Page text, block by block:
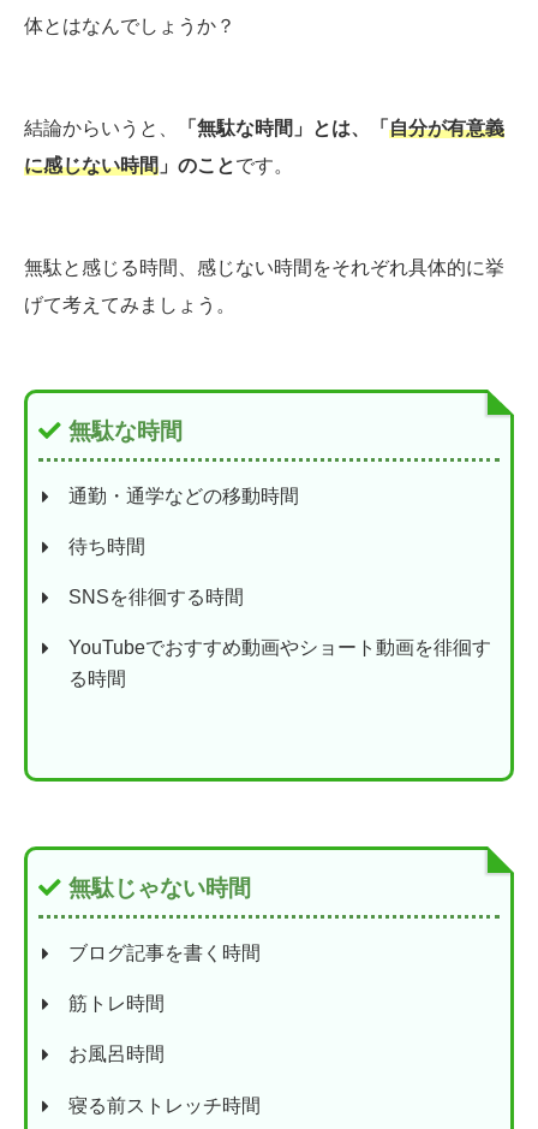
体とはなんでしょうか？
結論からいうと、 「無駄な時間」とは、「 自分が有意義
に感じない時間 」のことです。
無駄と感じる時間、感じない時間をそれぞれ具体的に挙
げて考えてみましょう。
無駄な時間
通勤・通学などの移動時間
待ち時間
SNSを徘徊する時間
YouTubeでおすすめ動画やショート動画を徘徊す
る時間
無駄じゃない時間
ブログ記事を書く時間
筋トレ時間
お風呂時間
寝る前ストレッチ時間